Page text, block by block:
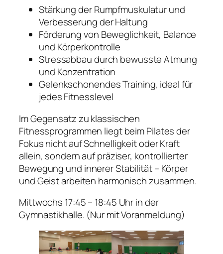
Stärkung der Rumpfmuskulatur und
Verbesserung der Haltung
Förderung von Beweglichkeit, Balance
und Körperkontrolle
Stressabbau durch bewusste Atmung
und Konzentration
Gelenkschonendes Training, ideal für
jedes Fitnesslevel
Im Gegensatz zu klassischen
Fitnessprogrammen liegt beim Pilates der
Fokus nicht auf Schnelligkeit oder Kraft
allein, sondern auf präziser, kontrollierter
Bewegung und innerer Stabilität – Körper
und Geist arbeiten harmonisch zusammen.
Mittwochs 17:45 – 18:45 Uhr in der
Gymnastikhalle. (Nur mit Voranmeldung)